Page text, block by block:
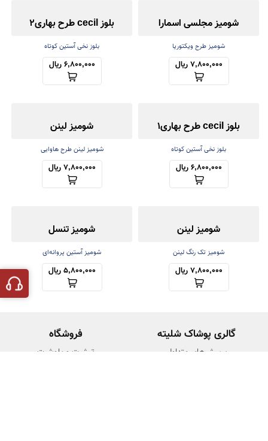
شومیز مجلسی اسمارا
شومیز طرح ویکتوریا
7,800,000 ریال
بلوز cecil طرح بهاری2
بلوز نخی آستین کوتاه
6,800,000 ریال
بلوز cecil طرح بهاری1
بلوز نخی آستین کوتاه
6,800,000 ریال
شومیز لینن
شومیز لینن طرح هاوایی
7,800,000 ریال
شومیز لینن
شومیز تک رنگ لینن
7,800,000 ریال
شومیز تنسل
شومیز آستین پروانه‌ای
5,800,000 ریال
گالری پوشاک شلیته
پرسش‌های متداول
فروشگاه
تیشرت و پلوشرت